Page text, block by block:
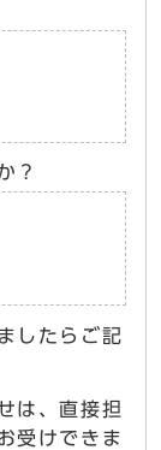
？
したらご記
は、直接担
受けできま